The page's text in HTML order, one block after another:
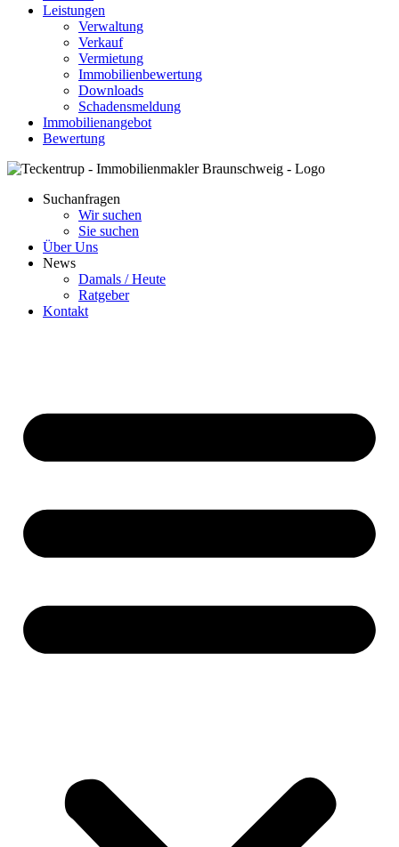
Leistungen
Verwaltung
Verkauf
Vermietung
Immobilienbewertung
Downloads
Schadensmeldung
Immobilienangebot
Bewertung
Suchanfragen
Wir suchen
Sie suchen
Über Uns
News
Damals / Heute
Ratgeber
Kontakt